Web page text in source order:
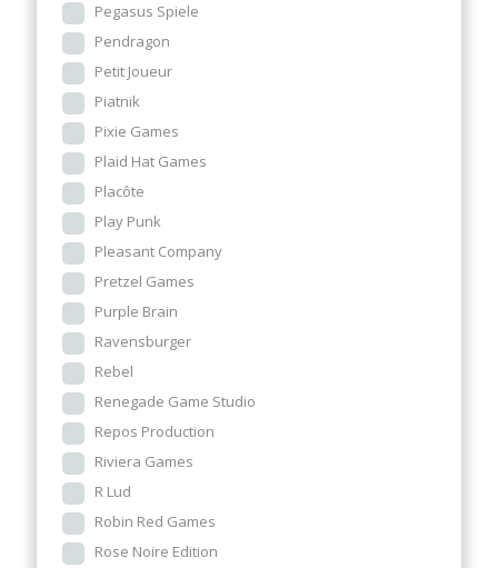
Pegasus Spiele
Pendragon
Petit Joueur
Piatnik
Pixie Games
Plaid Hat Games
Placôte
Play Punk
Pleasant Company
Pretzel Games
Purple Brain
Ravensburger
Rebel
Renegade Game Studio
Repos Production
Riviera Games
R Lud
Robin Red Games
Rose Noire Edition